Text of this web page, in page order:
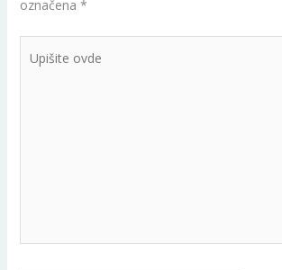
označena *
ovde